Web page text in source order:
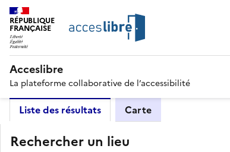
RÉPUBLIQUE
FRANÇAISE
Acceslibre
La plateforme collaborative de l’accessibilité
Liste des résultats Carte
Rechercher un lieu